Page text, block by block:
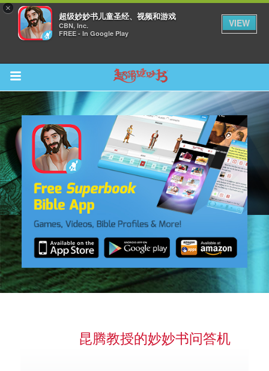
×
超级妙妙书儿童圣经、视频和游戏
CBN, Inc.
FREE - In Google Play
VIEW
Return to Content
昆腾教授的妙妙书问答机